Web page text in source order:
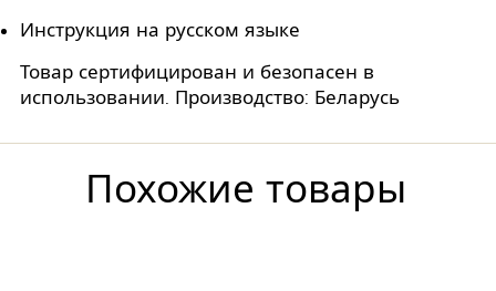
Инструкция на русском языке
Товар сертифицирован и безопасен в
использовании. Производство: Беларусь
Похожие товары